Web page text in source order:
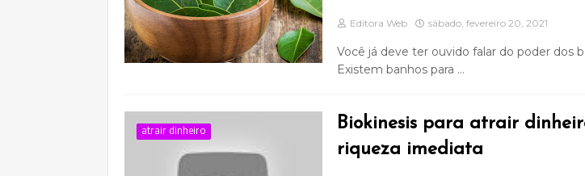
Editora Web sábado, fevereiro 20, 2021
Você já deve ter ouvido falar do poder dos
Existem banhos para …
atrair dinheiro
Biokinesis para atrair
riqueza imediata